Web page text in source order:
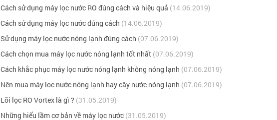
Cách sử dụng máy lọc nước RO đúng cách và hiệu quả (14.06.2019)
Cách sử dụng máy lọc nước đúng cách (14.06.2019)
Sử dụng máy lọc nước nóng lạnh đúng cách (07.06.2019)
Cách chọn mua máy lọc nước nóng lạnh tốt nhất (07.06.2019)
Cách khắc phục máy lọc nước nóng lạnh không nóng lạnh (07.06.2019)
Nên mua máy loc nước nóng lạnh hay cây nước nóng lạnh (07.06.2019)
Lõi lọc RO Vortex là gì ? (31.05.2019)
Những hiểu lầm cơ bản về máy lọc nước (31.05.2019)